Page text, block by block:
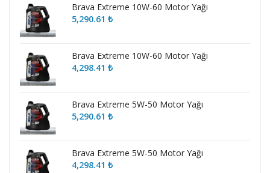
Brava Extreme 10W-60 Motor Yağı
5,290.61₺
Brava Extreme 10W-60 Motor Yağı
4,298.41₺
Brava Extreme 5W-50 Motor Yağı
5,290.61₺
Brava Extreme 5W-50 Motor Yağı
4,298.41₺